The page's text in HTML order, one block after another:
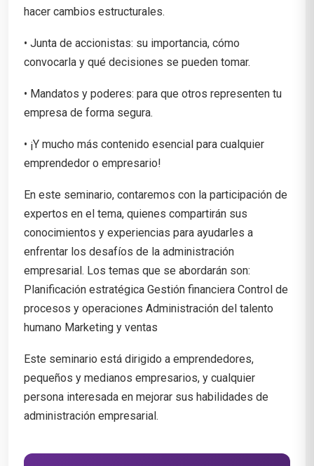
hacer cambios estructurales.
• Junta de accionistas: su importancia, cómo
convocarla y qué decisiones se pueden tomar.
• Mandatos y poderes: para que otros representen tu
empresa de forma segura.
• ¡Y mucho más contenido esencial para cualquier
emprendedor o empresario!
En este seminario, contaremos con la participación de
expertos en el tema, quienes compartirán sus
conocimientos y experiencias para ayudarles a
enfrentar los desafíos de la administración
empresarial. Los temas que se abordarán son:
Planificación estratégica Gestión financiera Control de
procesos y operaciones Administración del talento
humano Marketing y ventas
Este seminario está dirigido a emprendedores,
pequeños y medianos empresarios, y cualquier
persona interesada en mejorar sus habilidades de
administración empresarial.